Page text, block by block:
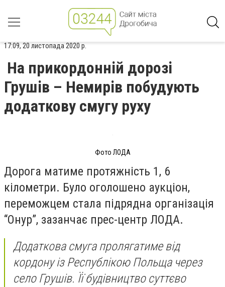
17:09, 20 листопада 2020 р.
На прикордонній дорозі
Грушів – Немирів побудують
додаткову смугу руху
Фото ЛОДА
Дорога матиме протяжність 1, 6
кілометри. Було оголошено аукціон,
переможцем стала підрядна організація
“Онур”, зазанчає прес-центр ЛОДА.
Додаткова смуга пролягатиме від
кордону із Республікою Польща через
село Грушів. Її будівництво суттєво